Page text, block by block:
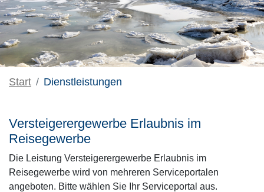
Start Dienstleistungen
Versteigerergewerbe Erlaubnis im
Reisegewerbe
Die Leistung Versteigerergewerbe Erlaubnis im
Reisegewerbe wird von mehreren Serviceportalen
angeboten. Bitte wählen Sie Ihr Serviceportal aus.